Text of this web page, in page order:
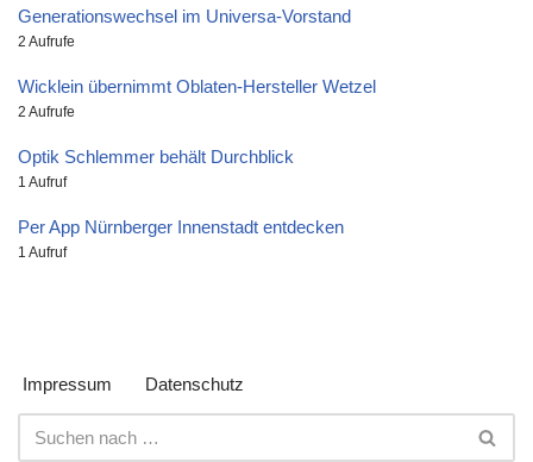
Generationswechsel im Universa-Vorstand
2 Aufrufe
Wicklein übernimmt Oblaten-Hersteller Wetzel
2 Aufrufe
Optik Schlemmer behält Durchblick
1 Aufruf
Per App Nürnberger Innenstadt entdecken
1 Aufruf
Impressum Datenschutz